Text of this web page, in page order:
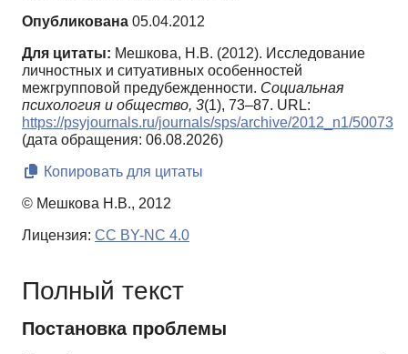
Опубликована 05.04.2012
Для цитаты: Мешкова, Н.В. (2012). Исследование
личностных и ситуативных особенностей
межгрупповой предубежденности. Социальная
психология и общество, 3(1), 73–87. URL:
https://psyjournals.ru/journals/sps/archive/2012_n1/50073
(дата обращения: 06.08.2026)
Копировать для цитаты
© Мешкова Н.В., 2012
Лицензия: CC BY-NC 4.0
Полный текст
Постановка проблемы